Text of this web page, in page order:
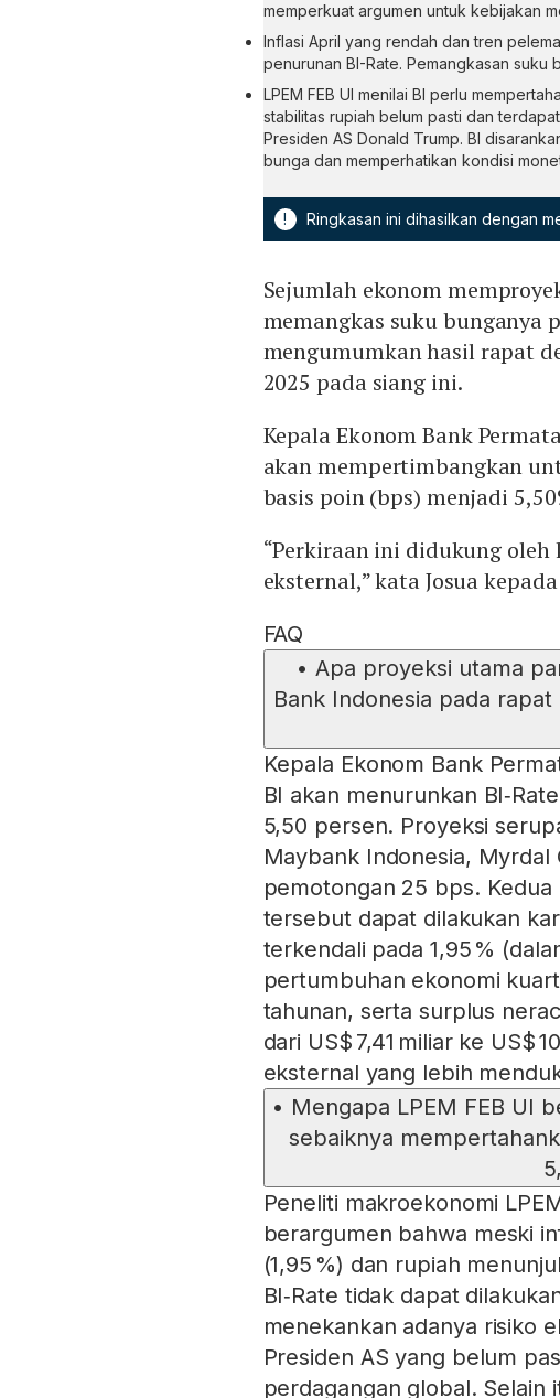
memperkuat argumen untuk kebijakan
Inflasi April yang rendah dan tren
penurunan BI-Rate. Pemangkasan
LPEM FEB UI menilai BI perlu
stabilitas rupiah belum pasti dan
Presiden AS Donald Trump. BI
bunga dan memperhatikan kondisi
! Ringkasan ini dihasilkan dengan
Sejumlah ekonom
memangkas suku bunganya
mengumumkan hasil rapat
2025 pada siang ini.
Kepala Ekonom Bank
akan mempertimbangkan
basis poin (bps) menjadi
“Perkiraan ini didukung
eksternal,” kata Josua kepada
FAQ
• Apa proyeksi utama
Bank Indonesia pada
Kepala Ekonom Bank
BI akan menurunkan
5,50 persen. Proyeksi
Maybank Indonesia, Myrdal
pemotongan 25 bps.
tersebut dapat dilakukan
terkendali pada 1,95 %
pertumbuhan ekonomi
tahunan, serta surplus
dari US$ 7,41 miliar ke US$
eksternal yang lebih
• Mengapa LPEM FEB UI
sebaiknya
Peneliti makroekonomi
berargumen bahwa meski
(1,95 %) dan rupiah
BI‑Rate tidak dapat
menekankan adanya risiko
Presiden AS yang belum
perdagangan global. Selain